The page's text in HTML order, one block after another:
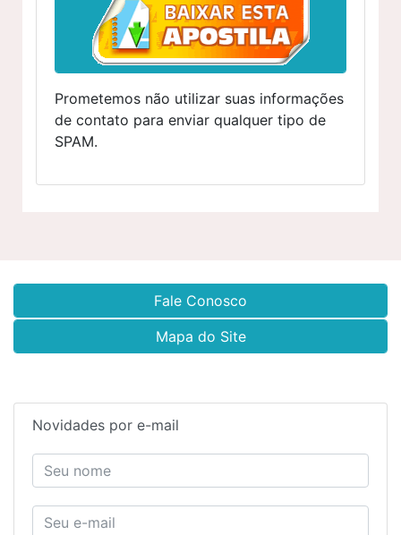
Prometemos não utilizar suas informações
de contato para enviar qualquer tipo de
SPAM.
Fale Conosco
Mapa do Site
Novidades por e-mail